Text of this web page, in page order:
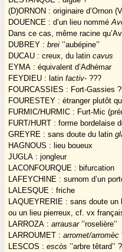
(D)ORNON : originaire d’Ornon
DOUENCE : d’un lieu nommé
Dans ce cas, même racine
DUBREY :brei ’’aubépine’’
DUCAU : creux, du latincavus
EYMA : équivalent d’Adhémar
FEYDIEU : latinfactiv- ???
FOURCASSIES : Fort-Gassies
FOURESTEY : étranger plutôt
FURMIC/HURMIC : Furt-Mic
FURT/HURT : forme bordelaise
GREYRE : sans doute du latin
HAGNOUS : lieu boueux
JUGLA : jongleur
LACONFOURQUE : bifurcation
LAFEYCHINE : surnom d’un
LALESQUE : friche
LAQUEYRERIE : sans doute
ou un lieu pierreux, cf. vx
LARROZA :arrausar’’roselière’’
LARROUMET :arromet/arromèc
LESCOS :escòs ’’arbre têtard’’